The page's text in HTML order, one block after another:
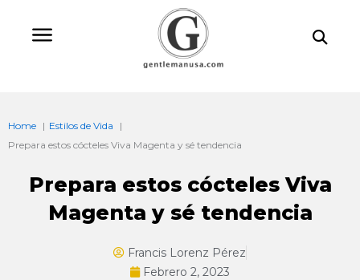
Home
Estilos de Vida
Prepara estos cócteles Viva Magenta y sé tendencia
Prepara estos cócteles Viva
Magenta y sé tendencia
Francis Lorenz Pérez
Febrero 2, 2023